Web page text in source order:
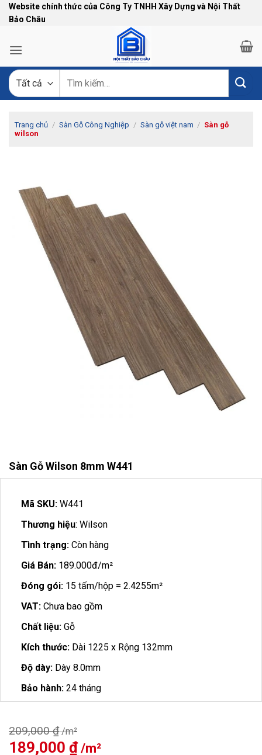
Bỏ
qua
dung
Website chính thức của Công Ty TNHH Xây Dựng và Nội Thất
Bảo Châu
kiếm:
Trang chủ / Sàn Gỗ Công Nghiệp / Sàn gỗ việt nam / Sàn gỗ
wilson
Sàn Gỗ Wilson 8mm W441
Mã SKU: W441
Thương hiệu: Wilson
Tình trạng: Còn hàng
Giá Bán: 189.000đ/m²
Đóng gói: 15 tấm/hộp = 2.4255m²
VAT: Chưa bao gồm
Chất liệu: Gỗ
Kích thước: Dài 1225 x Rộng 132mm
Độ dày: Dày 8.0mm
Bảo hành: 24 tháng
209,000₫
Giá
189,000 ₫